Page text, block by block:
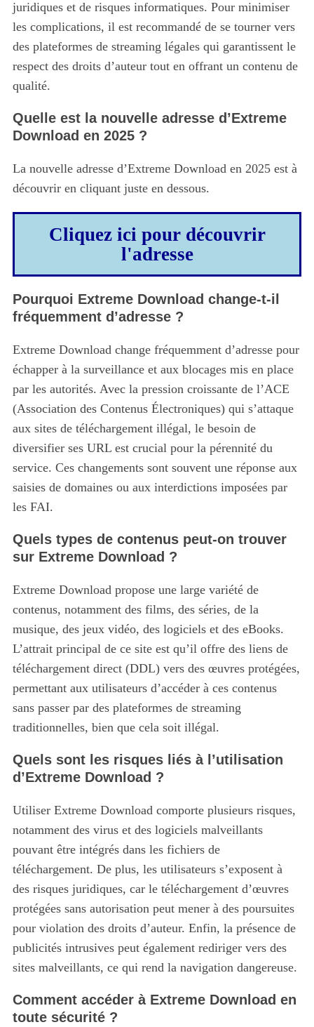
juridiques et de risques informatiques. Pour minimiser
les complications, il est recommandé de se tourner vers
des plateformes de streaming légales qui garantissent le
respect des droits d’auteur tout en offrant un contenu de
qualité.
Quelle est la nouvelle adresse d’Extreme
Download en 2025 ?
La nouvelle adresse d’Extreme Download en 2025 est à
découvrir en cliquant juste en dessous.
Cliquez ici pour découvrir
l'adresse
Pourquoi Extreme Download change-t-il
fréquemment d’adresse ?
Extreme Download change fréquemment d’adresse pour
échapper à la surveillance et aux blocages mis en place
par les autorités. Avec la pression croissante de l’ACE
(Association des Contenus Électroniques) qui s’attaque
aux sites de téléchargement illégal, le besoin de
diversifier ses URL est crucial pour la pérennité du
service. Ces changements sont souvent une réponse aux
saisies de domaines ou aux interdictions imposées par
les FAI.
Quels types de contenus peut-on trouver
sur Extreme Download ?
Extreme Download propose une large variété de
contenus, notamment des films, des séries, de la
musique, des jeux vidéo, des logiciels et des eBooks.
L’attrait principal de ce site est qu’il offre des liens de
téléchargement direct (DDL) vers des œuvres protégées,
permettant aux utilisateurs d’accéder à ces contenus
sans passer par des plateformes de streaming
traditionnelles, bien que cela soit illégal.
Quels sont les risques liés à l’utilisation
d’Extreme Download ?
Utiliser Extreme Download comporte plusieurs risques,
notamment des virus et des logiciels malveillants
pouvant être intégrés dans les fichiers de
téléchargement. De plus, les utilisateurs s’exposent à
des risques juridiques, car le téléchargement d’œuvres
protégées sans autorisation peut mener à des poursuites
pour violation des droits d’auteur. Enfin, la présence de
publicités intrusives peut également rediriger vers des
sites malveillants, ce qui rend la navigation dangereuse.
Comment accéder à Extreme Download en
toute sécurité ?